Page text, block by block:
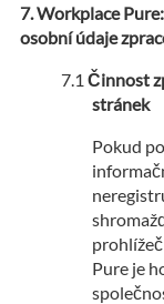
Workplace
osobní údaje
Činnost
stránek
Pokud
Pure je